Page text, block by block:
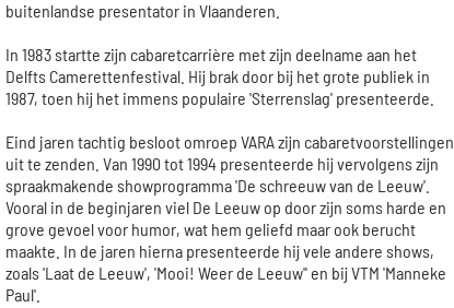
buitenlandse presentator in Vlaanderen.
In 1983 startte zijn cabaretcarrière met zijn deelname aan het
Delfts Camerettenfestival. Hij brak door bij het grote publiek in
1987, toen hij het immens populaire 'Sterrenslag' presenteerde.
Eind jaren tachtig besloot omroep VARA zijn cabaretvoorstellingen
uit te zenden. Van 1990 tot 1994 presenteerde hij vervolgens zijn
spraakmakende showprogramma 'De schreeuw van de Leeuw'.
Vooral in de beginjaren viel De Leeuw op door zijn soms harde en
grove gevoel voor humor, wat hem geliefd maar ook berucht
maakte. In de jaren hierna presenteerde hij vele andere shows,
zoals 'Laat de Leeuw', 'Mooi! Weer de Leeuw'' en bij VTM 'Manneke
Paul'.